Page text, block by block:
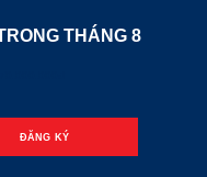
THÁNG 8